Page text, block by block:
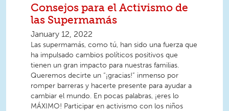
Consejos para el Activismo de
las Supermamás
January 12, 2022
Las supermamás, como tú, han sido una fuerza que
ha impulsado cambios políticos positivos que
tienen un gran impacto para nuestras familias.
Queremos decirte un “¡gracias!” inmenso por
romper barreras y hacerte presente para ayudar a
cambiar el mundo. En pocas palabras, ¡eres lo
MÁXIMO! Participar en activismo con los niños